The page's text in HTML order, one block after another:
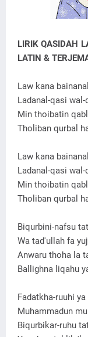
LIRIK QASIDAH
LATIN &
Law kana
Ladanal-qasi wal-
Min thoibatin
Tholiban qurbal
Law kana
Ladanal-qasi wal-
Min thoibatin
Tholiban qurbal
Biqurbini-nafsu
Wa tad'ullah fa
Anwaru thoha la
Ballighna liqahu
Fadatkha-ruuhi
Muhammadun
Biqurbikar-ruhu